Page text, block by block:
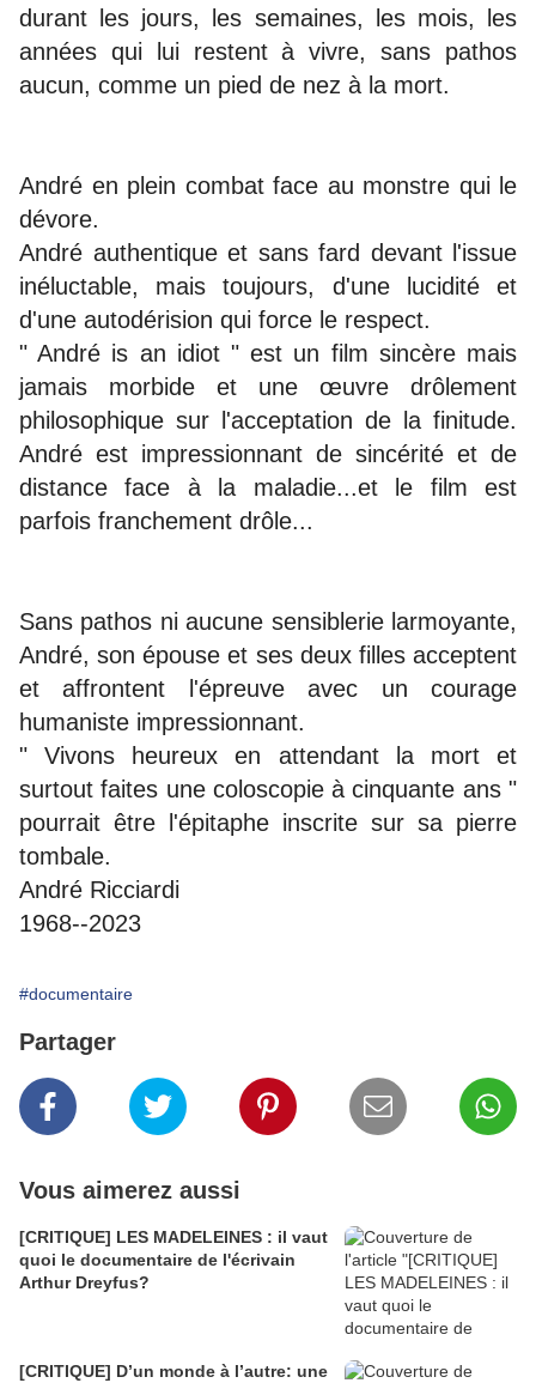
durant les jours, les semaines, les mois, les
années qui lui restent à vivre, sans pathos
aucun, comme un pied de nez à la mort.
André en plein combat face au monstre qui le
dévore.
André authentique et sans fard devant l'issue
inéluctable, mais toujours, d'une lucidité et
d'une autodérision qui force le respect.
" André is an idiot " est un film sincère mais
jamais morbide et une œuvre drôlement
philosophique sur l'acceptation de la finitude.
André est impressionnant de sincérité et de
distance face à la maladie...et le film est
parfois franchement drôle...
Sans pathos ni aucune sensiblerie larmoyante,
André, son épouse et ses deux filles acceptent
et affrontent l'épreuve avec un courage
humaniste impressionnant.
" Vivons heureux en attendant la mort et
surtout faites une coloscopie à cinquante ans "
pourrait être l'épitaphe inscrite sur sa pierre
tombale.
André Ricciardi
1968--2023
#documentaire
Partager
Vous aimerez aussi
[CRITIQUE] LES MADELEINES : il vaut
quoi le documentaire de l'écrivain
Arthur Dreyfus?
[CRITIQUE] D’un monde à l’autre: une